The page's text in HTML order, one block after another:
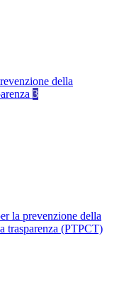
della
3
la prevenzione della
trasparenza (PTPCT)